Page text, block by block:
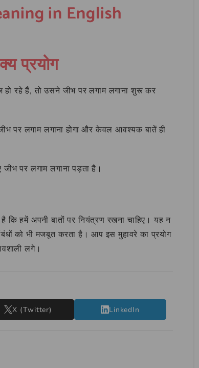
in English
प्रयोग
हो रहे हैं, तो उसने जीभ पर लगाम लगाना शुरू कर
पर लगाम लगाना होगा और केवल आवश्यक बातें ही
पर लगाम लगाना पड़ता है।
कि हमें अपनी बातों पर नियंत्रण रखना चाहिए। यह न
को भी मजबूत करता है। आप इस मुहावरे का प्रयोग
लगे।
X (Twitter) LinkedIn